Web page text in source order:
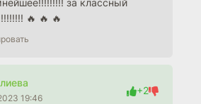
за классный
🔥 🔥 🔥
19:46
+2